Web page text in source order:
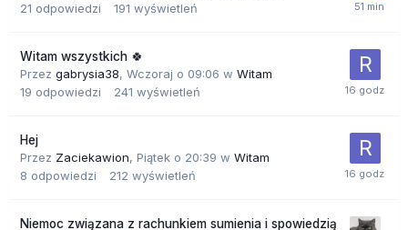
21 odpowiedzi 191 wyświetleń
Witam wszystkich 🍀
Przez gabrysia38, Wczoraj o 09:06 w Witam
19 odpowiedzi 241 wyświetleń
Hej
Przez Zaciekawion, Piątek o 20:39 w Witam
8 odpowiedzi 212 wyświetleń
Niemoc związana z rachunkiem sumienia i spowiedzią